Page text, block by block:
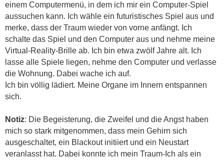
einem Computermenü, in dem ich mir ein Computer-Spiel
aussuchen kann. Ich wähle ein futuristisches Spiel aus und
merke, dass der Traum wieder von vorne anfängt. Ich
schalte das Spiel und den Computer aus und nehme meine
Virtual-Reality-Brille ab. Ich bin etwa zwölf Jahre alt. Ich
lasse alle Spiele liegen, nehme den Computer und verlasse
die Wohnung. Dabei wache ich auf.
Ich bin völlig lädiert. Meine Organe im Innern entspannen
sich.
Notiz: Die Begeisterung, die Zweifel und die Angst haben
mich so stark mitgenommen, dass mein Gehirn sich
ausgeschaltet, ein Blackout initiiert und ein Neustart
veranlasst hat. Dabei konnte ich mein Traum-Ich als ein